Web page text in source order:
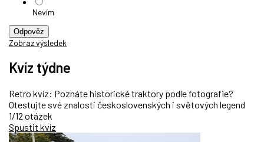
Nevím
Odpověz
Zobraz výsledek
Kvíz týdne
Retro kvíz: Poznáte historické traktory podle fotografie?
Otestujte své znalosti československých i světových legend
1/12 otázek
Spustit kvíz